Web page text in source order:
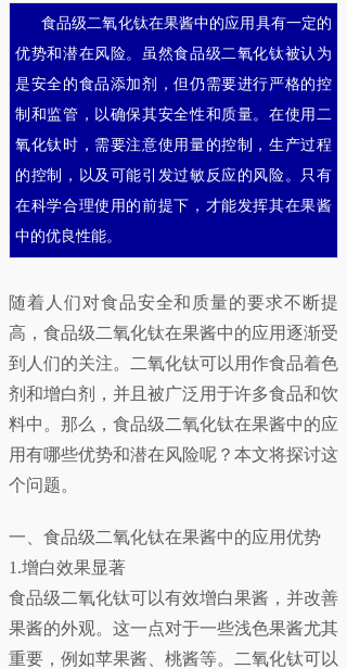
食品级二氧化钛在果酱中的应用具有一定的
优势和潜在风险。虽然食品级二氧化钛被认为
是安全的食品添加剂，但仍需要进行严格的控
制和监管，以确保其安全性和质量。在使用二
氧化钛时，需要注意使用量的控制，生产过程
的控制，以及可能引发过敏反应的风险。只有
在科学合理使用的前提下，才能发挥其在果酱
中的优良性能。
随着人们对食品安全和质量的要求不断提
高，食品级二氧化钛在果酱中的应用逐渐受
到人们的关注。二氧化钛可以用作食品着色
剂和增白剂，并且被广泛用于许多食品和饮
料中。那么，食品级二氧化钛在果酱中的应
用有哪些优势和潜在风险呢？本文将探讨这
个问题。
一、食品级二氧化钛在果酱中的应用优势
1.增白效果显著
食品级二氧化钛可以有效增白果酱，并改善
果酱的外观。这一点对于一些浅色果酱尤其
重要，例如苹果酱、桃酱等。二氧化钛可以